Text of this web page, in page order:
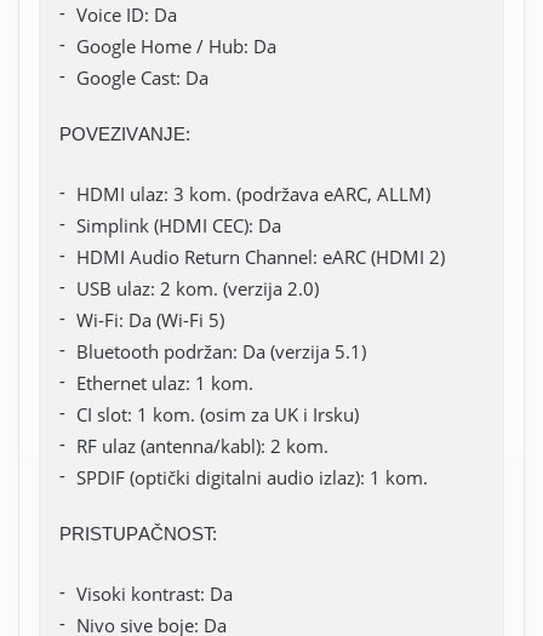
Voice ID: Da
Google Home / Hub: Da
Google Cast: Da
POVEZIVANJE:
HDMI ulaz: 3 kom. (podržava eARC, ALLM)
Simplink (HDMI CEC): Da
HDMI Audio Return Channel: eARC (HDMI 2)
USB ulaz: 2 kom. (verzija 2.0)
Wi-Fi: Da (Wi-Fi 5)
Bluetooth podržan: Da (verzija 5.1)
Ethernet ulaz: 1 kom.
CI slot: 1 kom. (osim za UK i Irsku)
RF ulaz (antenna/kabl): 2 kom.
SPDIF (optički digitalni audio izlaz): 1 kom.
PRISTUPAČNOST:
Visoki kontrast: Da
Nivo sive boje: Da